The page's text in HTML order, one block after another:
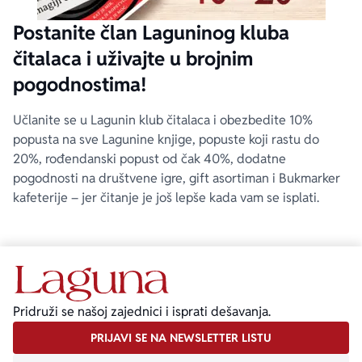
Postanite član Laguninog kluba
čitalaca i uživajte u brojnim
pogodnostima!
Učlanite se u Lagunin klub čitalaca i obezbedite 10%
popusta na sve Lagunine knjige, popuste koji rastu do
20%, rođendanski popust od čak 40%, dodatne
pogodnosti na društvene igre, gift asortiman i Bukmarker
kafeterije – jer čitanje je još lepše kada vam se isplati.
Pridruži se našoj zajednici i isprati dešavanja.
PRIJAVI SE NA NEWSLETTER LISTU